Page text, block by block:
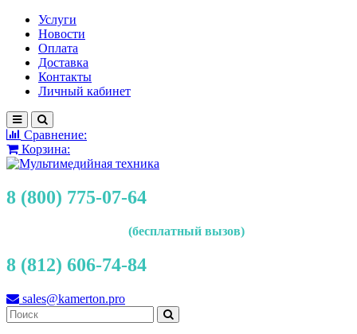
Услуги
Новости
Оплата
Доставка
Контакты
Личный кабинет
Сравнение:
Корзина:
8 (800) 775-07-64
(бесплатный вызов)
8 (812) 606-74-84
sales@kamerton.pro